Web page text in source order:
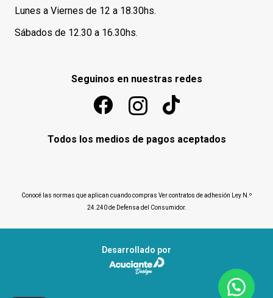
Lunes a Viernes de 12 a 18.30hs.
Sábados de 12.30 a 16.30hs.
Seguinos en nuestras redes
Todos los medios de pagos aceptados
Conocé las normas que aplican cuando compras Ver contratos de adhesión Ley N.º
24.240 de Defensa del Consumidor.
Desarrollado por